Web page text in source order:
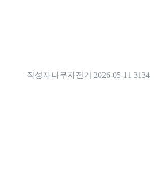
작성자나무자전거 2026-05-11 3134